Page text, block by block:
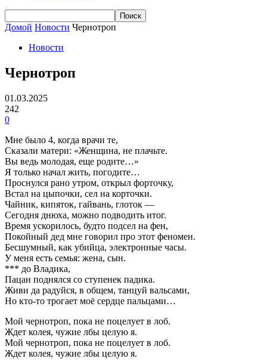
Домой Новости Чернотроп
Новости
Чернотроп
01.03.2025
242
0
Мне было 4, когда врачи те,
Сказали матери: «Женщина, не плачьте.
Вы ведь молодая, еще родите…»
Я только начал жить, погодите…
Проснулся рано утром, открыл форточку,
Встал на цыпочки, сел на корточки.
Чайник, кипяток, гайвань, глоток —
Сегодня днюха, можно подводить итог.
Время ускорилось, будто подсел на фен,
Покойный дед мне говорил про этот феномен.
Бесшумный, как убийца, электронные часы.
У меня есть семья: жена, сын.
*** до Владика,
Пацан поднялся со ступенек падика.
Живи да радуйся, в общем, танцуй вальсами,
Но кто-то трогает моё сердце пальцами…
Мой чернотроп, пока не поцелует в лоб.
Ждет колея, чужие лбы целую я.
Мой чернотроп, пока не поцелует в лоб.
Ждет колея, чужие лбы целую я.